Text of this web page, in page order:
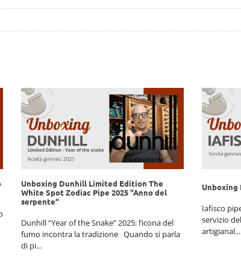
Unboxing Dunhill Limited Edition The
White Spot Zodiac Pipe 2025 "Anno del
serpente“
Dunhill “Year of the Snake” 2025: l’icona del
fumo incontra la tradizione Quando si parla
di pi...
Unboxing
Iafisco
servizio
artigianal...